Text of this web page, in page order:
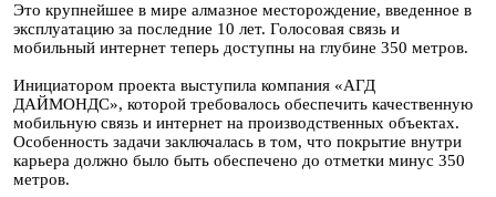
Это крупнейшее в мире алмазное месторождение, введенное в
эксплуатацию за последние 10 лет. Голосовая связь и
мобильный интернет теперь доступны на глубине 350 метров.
Инициатором проекта выступила компания «АГД
ДАЙМОНДС», которой требовалось обеспечить качественную
мобильную связь и интернет на производственных объектах.
Особенность задачи заключалась в том, что покрытие внутри
карьера должно было быть обеспечено до отметки минус 350
метров.